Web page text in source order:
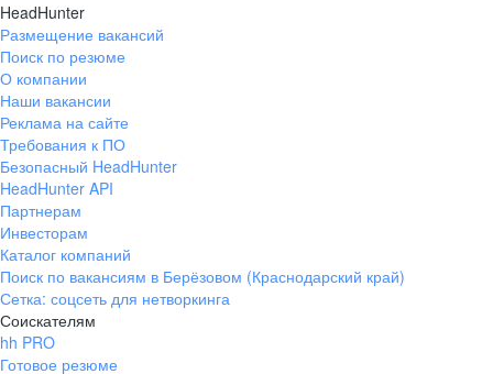
HeadHunter
Размещение вакансий
Поиск по резюме
О компании
Наши вакансии
Реклама на сайте
Требования к ПО
Безопасный HeadHunter
HeadHunter API
Партнерам
Инвесторам
Каталог компаний
Поиск по вакансиям в Берёзовом (Краснодарский край)
Сетка: соцсеть для нетворкинга
Соискателям
hh PRO
Готовое резюме